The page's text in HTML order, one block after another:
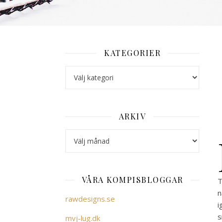
KATEGORIER
ARKIV
VÅRA KOMPISBLOGGAR
rawdesigns.se
mvj-lug.dk